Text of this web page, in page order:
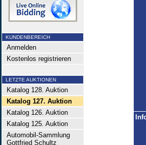
KUNDENBEREICH
Anmelden
Kostenlos registrieren
LETZTE AUKTIONEN
Katalog 128. Auktion
Katalog 127. Auktion
Katalog 126. Auktion
Katalog 125. Auktion
Automobil-Sammlung
Gottfried Schultz